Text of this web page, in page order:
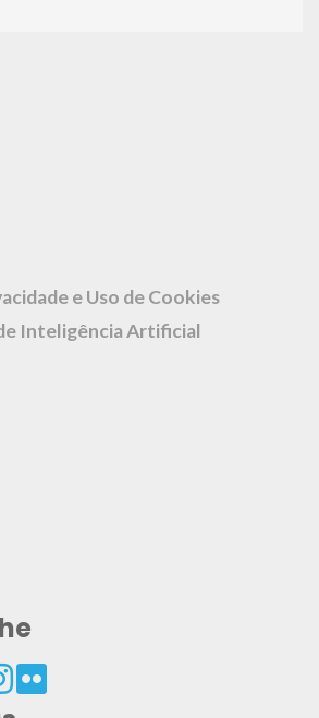
e Uso de Cookies
Inteligência Artificial